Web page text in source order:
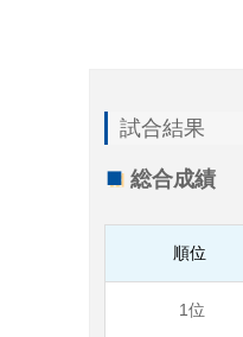
試合結果
総合成績
順位
1位